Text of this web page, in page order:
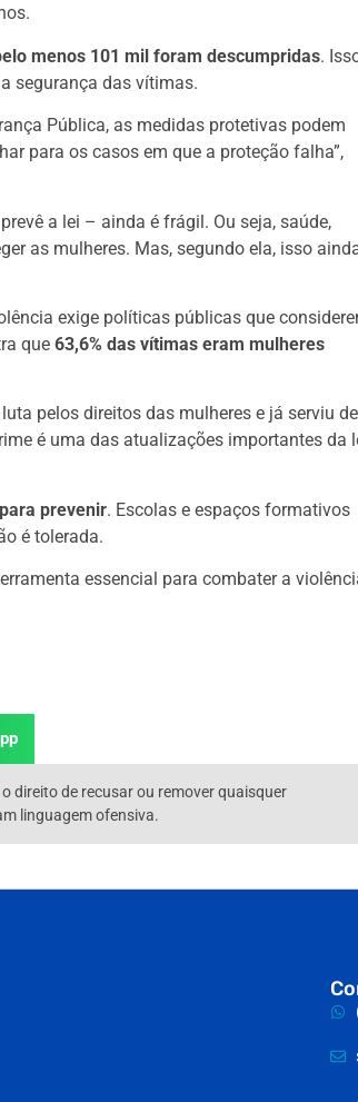
menos 101 mil foram descumpridas.
segurança das vítimas.
Pública, as medidas protetivas podem
para os casos em que a proteção falha”,
a lei – ainda é frágil. Ou seja, saúde,
as mulheres. Mas, segundo ela, isso
exige políticas públicas que
que 63,6% das vítimas eram mulheres
pelos direitos das mulheres e já serviu de
é uma das atualizações importantes da
prevenir. Escolas e espaços formativos
é tolerada.
essencial para combater a
direito de recusar ou remover quaisquer
linguagem ofensiva.